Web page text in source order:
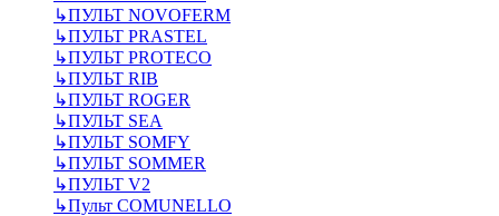
↳ПУЛЬТ NOVOFERM
↳ПУЛЬТ PRASTEL
↳ПУЛЬТ PROTECO
↳ПУЛЬТ RIB
↳ПУЛЬТ ROGER
↳ПУЛЬТ SEA
↳ПУЛЬТ SOMFY
↳ПУЛЬТ SOMMER
↳ПУЛЬТ V2
↳Пульт СOMUNELLO